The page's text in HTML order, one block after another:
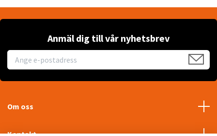
Anmäl dig till vår nyhetsbrev
Om oss
Kontakt